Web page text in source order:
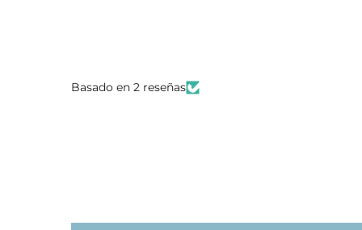
Basado en 2 reseñas